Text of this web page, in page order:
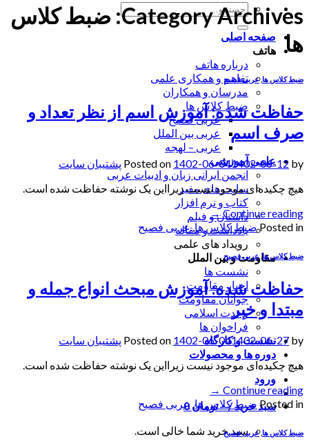
جستجو
برای:
صفحه اصلی
هاتف
درباره هاتف
تفاهم و همکاری علمی
مدرسان و همکاران
ضبط کلاس ها
عربی فصیح
عربی بین الملل
عربی – لهجه
علمی آموزشی
انجمن ایرانی زبان و ادبیات عربی
سایت های مفید
کتاب و نرم افزار
داستان و فیلم
یادداشت و مقاله
رویداد های علمی
مقاومت و بین الملل
نشست ها
اخبار مقاومت
جوانان مقاومت
وحدت اسلامی
فراخوان ها
نشست و کارگاه
دوره ها و محصولات
ورود
سبد خرید /۰تومان 0
سبد خرید شما خالی است.
Category Archives: ضبط کلاس
ها
ضبط کلاس ها ,عربی فصیح
حفاظت شده: آموزش اسم از نظر تعداد و
صرف اسم
Posted on 1402-06-041402-06-12 by
پشتیبان سایت
هیچ چکیده‌ای موجود نیست زیرا‌این یک نوشته حفاظت شده است.
Continue reading
→
Posted inضبط کلاس ها ,عربی فصیح
ضبط کلاس ها, عربی فصیح
حفاظت شده: آموزش مبحث انواع جمله و
مبتدا و خبر
Posted on 1402-06-041402-06-27 by
پشتیبان سایت
هیچ چکیده‌ای موجود نیست زیرا‌این یک نوشته حفاظت شده است.
Continue reading
→
Posted in ضبط کلاس ها عربی فصیح
ضبط کلاس ها ,عربی فصیح